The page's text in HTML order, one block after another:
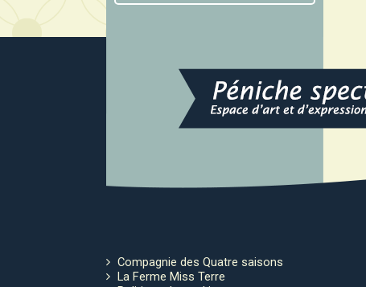
Compagnie des Quatre saisons
La Ferme Miss Terre